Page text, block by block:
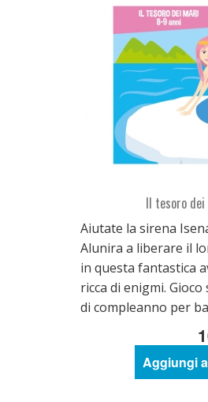
Il tesoro
Aiutate la sirena
Alunira a liberare il
in questa fantastica
ricca di enigmi.
di compleanno per
Aggiungi